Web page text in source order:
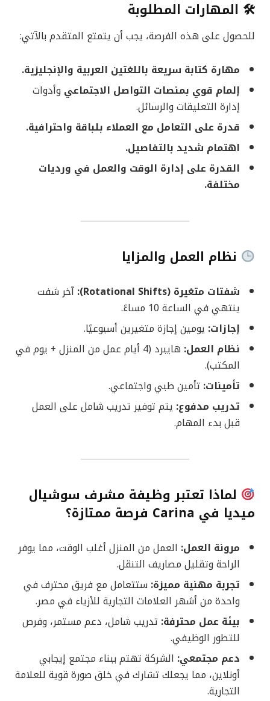
🛠 المهارات المطلوبة
للحصول على هذه الفرصة، يجب أن يتمتع المتقدم بالآتي:
مهارة كتابة سريعة باللغتين العربية والإنجليزية.
إلمام قوي بمنصات التواصل الاجتماعي وأدوات
إدارة التعليقات والرسائل.
قدرة على التعامل مع العملاء بلباقة واحترافية.
اهتمام شديد بالتفاصيل.
القدرة على إدارة الوقت والعمل في ورديات
مختلفة.
نظام العمل والمزايا
شفتات متغيرة (Rotational Shifts):
آخر شفت
ينتهي في الساعة 10 مساءً.
إجازات: يومين إجازة متغيرين أسبوعيًا.
نظام العمل:
هايبرد (4 أيام عمل من المنزل + يوم في
المكتب).
تأمينات: تأمين طبي واجتماعي.
تدريب مدفوع: يتم توفير تدريب شامل على العمل
قبل بدء المهام.
لماذا تعتبر وظيفة مشرف سوشيال
ميديا في Carina فرصة ممتازة؟
مرونة العمل: العمل من المنزل أغلب الوقت، مما يوفر
الراحة وتقليل مصاريف التنقل.
تجربة مهنية مميزة: ستتعامل مع فريق محترف في
واحدة من أشهر العلامات التجارية للأزياء في مصر.
بيئة عمل محترفة: تدريب شامل، دعم مستمر، وفرص
للتطور الوظيفي.
دعم مجتمعي: الشركة تهتم ببناء مجتمع إيجابي
أونلاين، مما يجعلك تشارك في خلق صورة قوية للعلامة
التجارية.